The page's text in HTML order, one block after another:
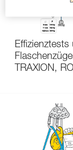
TRAXION,